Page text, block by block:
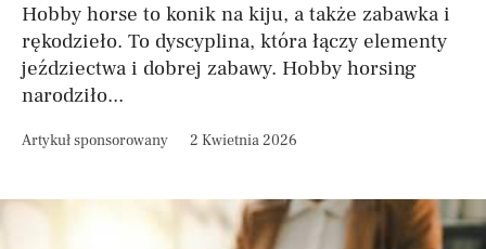
Hobby horse to konik na kiju, a także zabawka i
rękodzieło. To dyscyplina, która łączy elementy
jeździectwa i dobrej zabawy. Hobby horsing
narodziło...
Artykuł sponsorowany 2 Kwietnia 2026